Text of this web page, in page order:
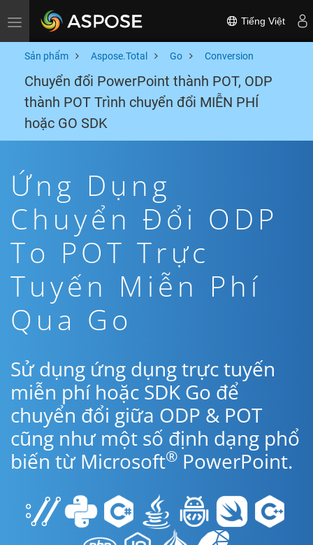
Toggle navigation Tiếng Việt
Sản phẩm Aspose.Total Go Conversion
Chuyển đổi PowerPoint thành POT, ODP
thành POT Trình chuyển đổi MIỄN PHÍ
hoặc GO SDK
Ứng Dụng
Chuyển Đổi ODP
To POT Trực
Tuyến Miễn Phí
Qua Go
Sử dụng ứng dụng trực tuyến
miễn phí hoặc SDK Go để
chuyển đổi giữa ODP & POT
cũng như một số định dạng phổ
biến từ Microsoft® PowerPoint.